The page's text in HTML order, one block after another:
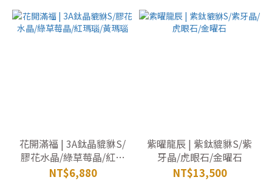
花開滿福 | 3A鈦晶貔貅S/
膠花水晶/綠草莓晶/紅瑪
瑙/黃瑪瑙
NT$6,880
紫曜龍辰 | 紫鈦貔貅S/紫
牙晶/虎眼石/金曜石
NT$13,500